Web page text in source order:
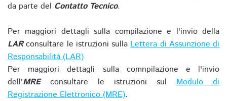
da parte del Contatto Tecnico.
Per maggiori dettagli sulla compilazione e l'invio della
LARconsultare le istruzioni sullaLettera di Assunzione di
Responsabilità (LAR)
Per maggiori dettagli sulla comnpilazione e l'invio
dell'MREconsultare le istruzioni sul Modulo di
Registrazione Elettronico (MRE).